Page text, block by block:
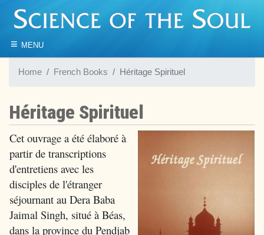
≡ MENU
Home French Books Héritage Spirituel
Héritage Spirituel
Cet ouvrage a été élaboré à
partir de transcriptions
d'entretiens avec les
disciples de l'étranger
séjournant au Dera Baba
Jaimal Singh, situé à Béas,
dans la province du Pendjab